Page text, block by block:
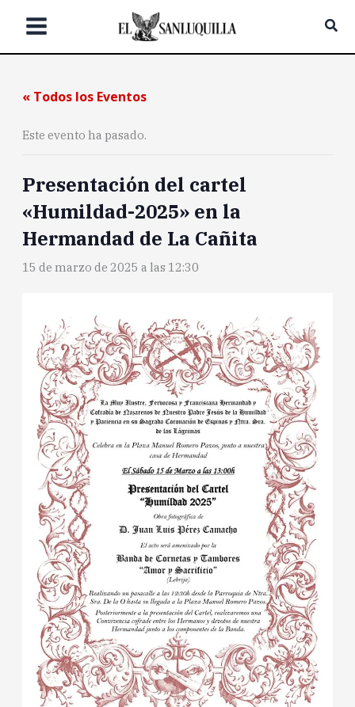
« Todos los Eventos
Este evento ha pasado.
Presentación del cartel
«Humildad-2025» en la
Hermandad de La Cañita
15 de marzo de 2025 a las 12:30